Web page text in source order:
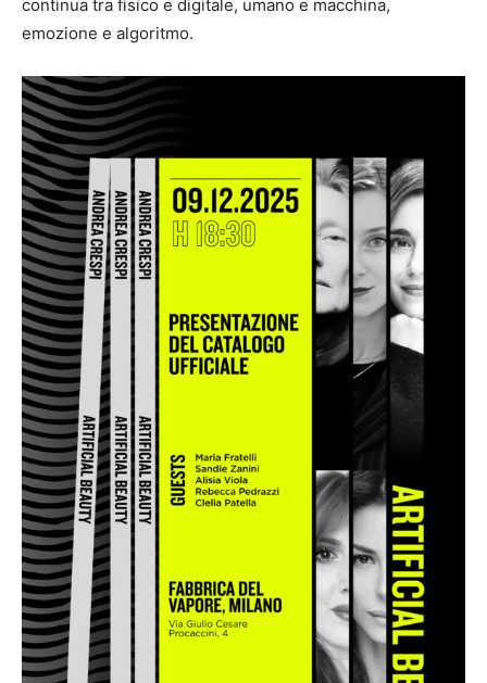
continua tra fisico e digitale, umano e macchina,
emozione e algoritmo.